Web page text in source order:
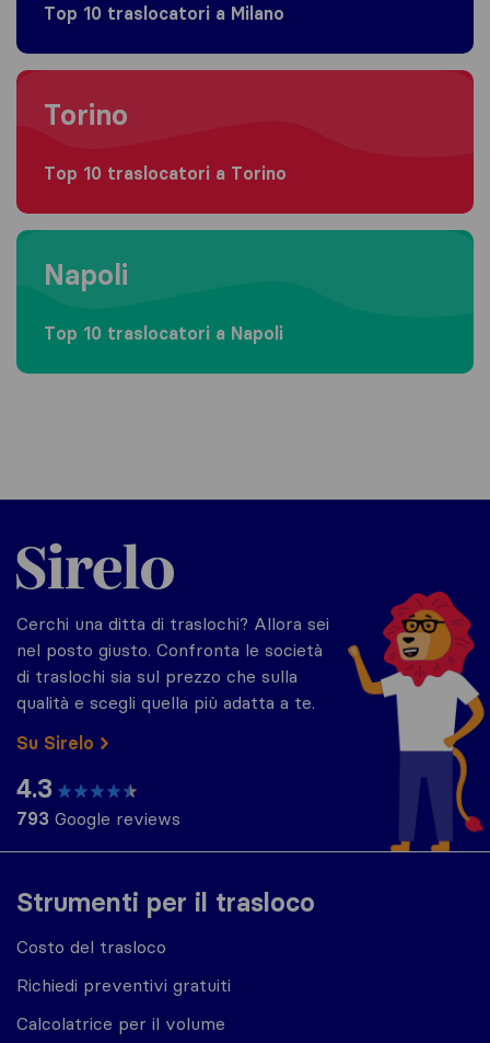
Top 10 traslocatori a Milano
Moving to Torino
Torino
Top 10 traslocatori a Torino
Moving to Napoli
Napoli
Top 10 traslocatori a Napoli
Strumenti per il trasloco
Costo del trasloco
Richiedi preventivi gratuiti
Calcolatrice per il volume
Sirelo.it
Cerchi una ditta di traslochi? Allora sei
nel posto giusto. Confronta le società
di traslochi sia sul prezzo che sulla
qualità e scegli quella più adatta a te.
Su Sirelo
4.3
793 Google reviews